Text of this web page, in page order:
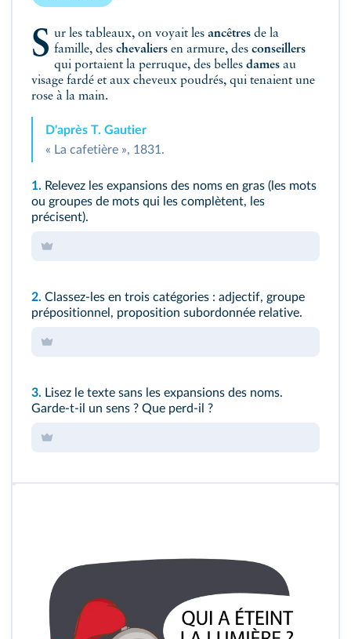
Sur les tableaux, on voyait les ancêtresde la
famille, des chevaliersen armure, des conseillers
qui portaient la perruque, des belles damesau
visage fardé et aux cheveux poudrés, qui tenaient une
rose à la main.
D'après T. Gautier
« La cafetière », 1831.
1. Relevez les expansions des noms en gras (les mots
ou groupes de mots qui les complètent, les
précisent).
2. Classez-les en trois catégories : adjectif, groupe
prépositionnel, proposition subordonnée relative.
3. Lisez le texte sans les expansions des noms.
Garde-t-il un sens ? Que perd-il ?